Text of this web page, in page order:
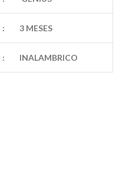
: 3 MESES
: INALAMBRICO